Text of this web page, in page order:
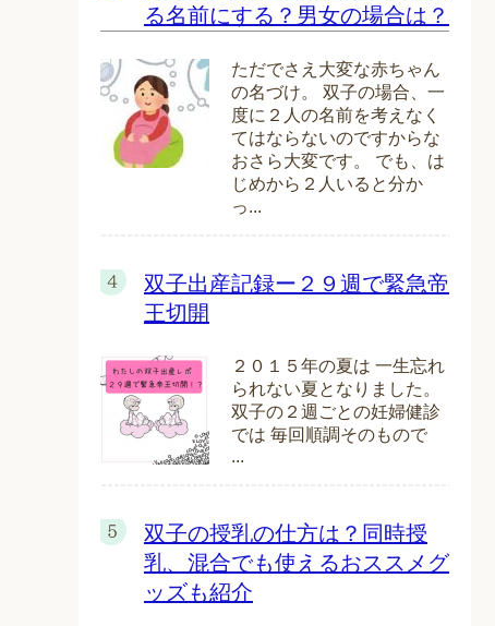
る名前にする？男女の場合は？
ただでさえ大変な赤ちゃん
の名づけ。 双子の場合、一
度に２人の名前を考えなく
てはならないのですからな
おさら大変です。 でも、は
じめから２人いると分か
っ...
双子出産記録ー２９週で緊急帝
王切開
２０１５年の夏は 一生忘れ
られない夏となりました。
双子の２週ごとの妊婦健診
では 毎回順調そのもので
...
双子の授乳の仕方は？同時授
乳、混合でも使えるおススメグ
ッズも紹介